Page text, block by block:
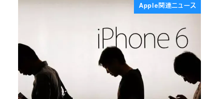
Apple関連ニュース